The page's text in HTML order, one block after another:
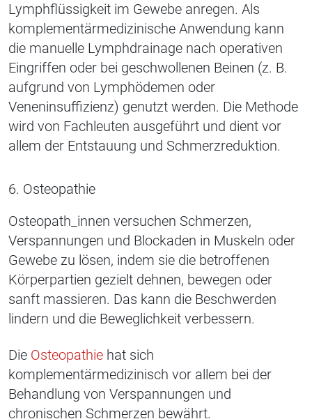
Lymphflüssigkeit im Gewebe anregen. Als
komplementärmedizinische Anwendung kann
die manuelle Lymphdrainage nach operativen
Eingriffen oder bei geschwollenen Beinen (z. B.
aufgrund von Lymphödemen oder
Veneninsuffizienz) genutzt werden. Die Methode
wird von Fachleuten ausgeführt und dient vor
allem der Entstauung und Schmerzreduktion.
6. Osteopathie
Osteopath_innen versuchen Schmerzen,
Verspannungen und Blockaden in Muskeln oder
Gewebe zu lösen, indem sie die betroffenen
Körperpartien gezielt dehnen, bewegen oder
sanft massieren. Das kann die Beschwerden
lindern und die Beweglichkeit verbessern.
Die Osteopathie hat sich
komplementärmedizinisch vor allem bei der
Behandlung von Verspannungen und
chronischen Schmerzen bewährt.